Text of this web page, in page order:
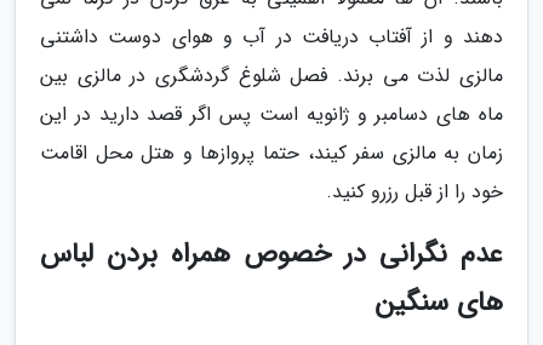
دهند و از آفتاب دریافت در آب و هوای دوست داشتنی
مالزی لذت می برند. فصل شلوغ گردشگری در مالزی بین
ماه های دسامبر و ژانویه است پس اگر قصد دارید در این
زمان به مالزی سفر کیند، حتما پروازها و هتل محل اقامت
خود را از قبل رزرو کنید.
عدم نگرانی در خصوص همراه بردن لباس
های سنگین